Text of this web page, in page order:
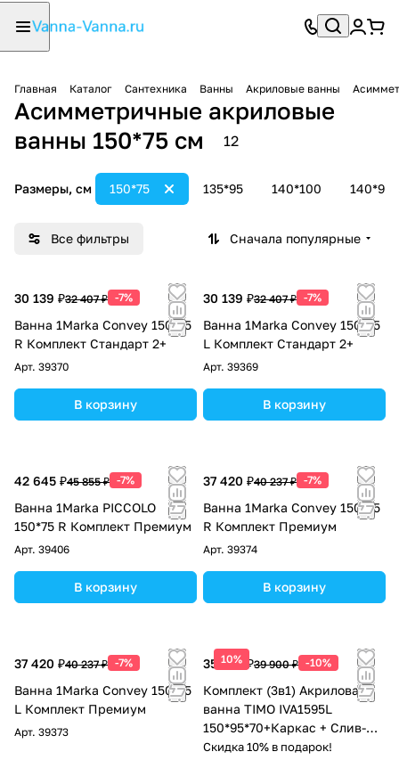
Главная Каталог Сантехника Ванны Акриловые ванны
Асимметричные акриловые
ванны 150*75 см
12
Размеры, см 135*95 140*100 140*90
150*75
Все фильтры Сначала популярные
30 139 ₽32 407 ₽ -7%
Ванна 1Marka Convey 150*75
R Комплект Стандарт 2+
Арт. 39370
В корзину
30 139 ₽32 407 ₽ -7%
Ванна 1Marka Convey 150*75
L Комплект Стандарт 2+
Арт. 39369
В корзину
42 645 ₽45 855 ₽ -7%
Ванна 1Marka PICCOLO
150*75 R Комплект Премиум
Арт. 39406
В корзину
37 420 ₽40 237 ₽ -7%
Ванна 1Marka Convey 150*75
R Комплект Премиум
Арт. 39374
В корзину
37 420 ₽40 237 ₽ -7%
Ванна 1Marka Convey 150*75
L Комплект Премиум
Арт. 39373
10%
35 910 ₽39 900 ₽ -10%
Комплект (3в1) Акриловая
ванна TIMO IVA1595L
150*95*70+Каркас + Слив-
перелив
Скидка 10% в подарок!